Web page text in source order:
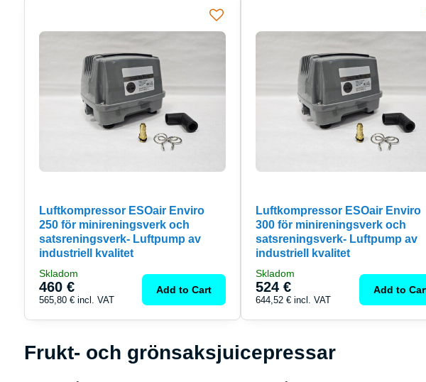
Luftkompressor ESOair Enviro
250 för minireningsverk och
satsreningsverk- Luftpump av
industriell kvalitet
Skladom
460 €
565,80 € incl. VAT
Add to Cart
Luftkompressor ESOair Enviro
300 för minireningsverk och
satsreningsverk- Luftpump av
industriell kvalitet
Skladom
524 €
644,52 €incl. VAT
Add to
Frukt- och grönsaksjuicepressar